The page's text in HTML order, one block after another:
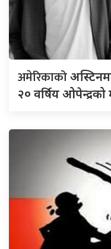
अमेरिकाको
२० वर्षिय ओपेन्द्रको